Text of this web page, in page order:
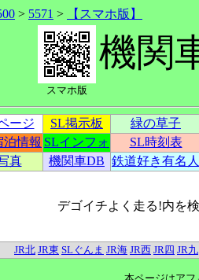
> 5571 > 【スマホ版】
スマホ版
機関
ージ SL掲示板 緑の草子
泊情報 SLインフォ SL時刻表
真
機関車DB 鉄道好き有名人
デゴイチよく走る!内を
JR北 JR東 SLぐんま JR海 JR西 JR四 JR九